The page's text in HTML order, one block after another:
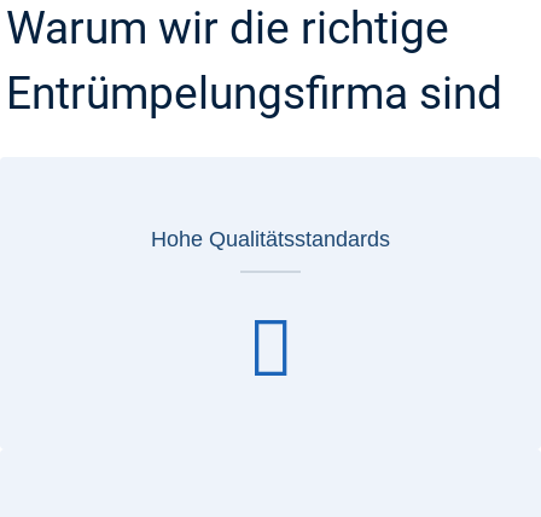
Warum wir die richtige
Entrümpelungsfirma sind
Hohe Qualitätsstandards